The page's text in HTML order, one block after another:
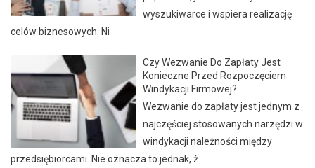
wyszukiwarce i wspiera realizację
celów biznesowych. Ni
Czy Wezwanie Do Zapłaty Jest
Konieczne Przed Rozpoczęciem
Windykacji Firmowej?
Wezwanie do zapłaty jest jednym z
najczęściej stosowanych narzędzi w
windykacji należności między
przedsiębiorcami. Nie oznacza to jednak, ż